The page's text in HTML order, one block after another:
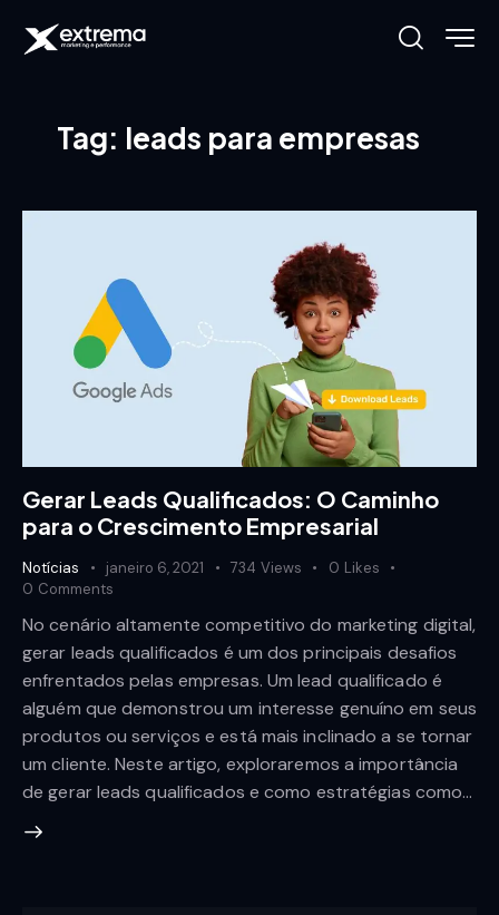
Tag: leads para empresas
Gerar Leads Qualificados: O Caminho
para o Crescimento Empresarial
Notícias janeiro 6, 2021 734 Views 0 Likes
0 Comments
No cenário altamente competitivo do marketing digital,
gerar leads qualificados é um dos principais desafios
enfrentados pelas empresas. Um lead qualificado é
alguém que demonstrou um interesse genuíno em seus
produtos ou serviços e está mais inclinado a se tornar
um cliente. Neste artigo, exploraremos a importância
de gerar leads qualificados e como estratégias como…